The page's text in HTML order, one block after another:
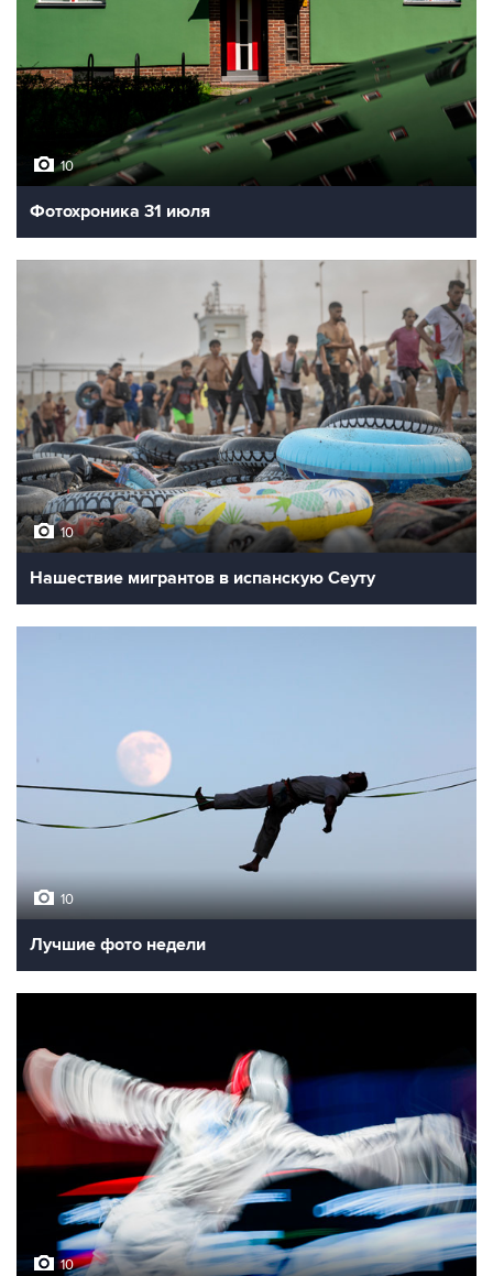
10
Фотохроника 31 июля
10
Нашествие мигрантов в испанскую Сеуту
10
Лучшие фото недели
10